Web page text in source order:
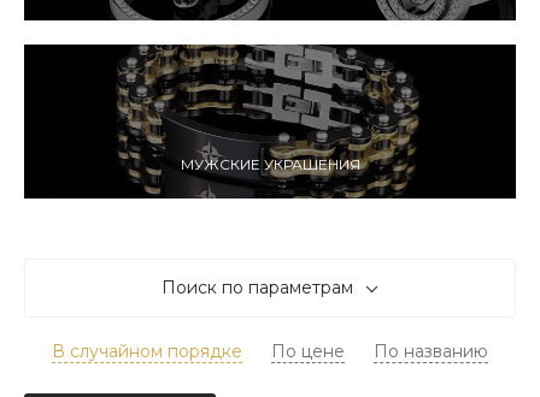
МУЖСКИЕ УКРАШЕНИЯ
Поиск по параметрам
В случайном порядке По цене По названию